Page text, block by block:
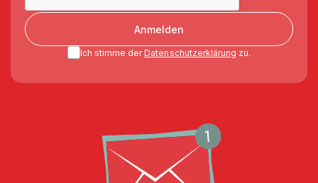
Anmelden
Ich stimme der Datenschutzerklärung zu.